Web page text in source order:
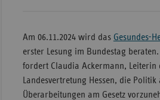
Am 06.11.2024 wird das Gesundes-
erster Lesung im Bundestag
fordert Claudia Ackermann, Leiterin
Landesvertretung Hessen, die
Überarbeitungen am Gesetz